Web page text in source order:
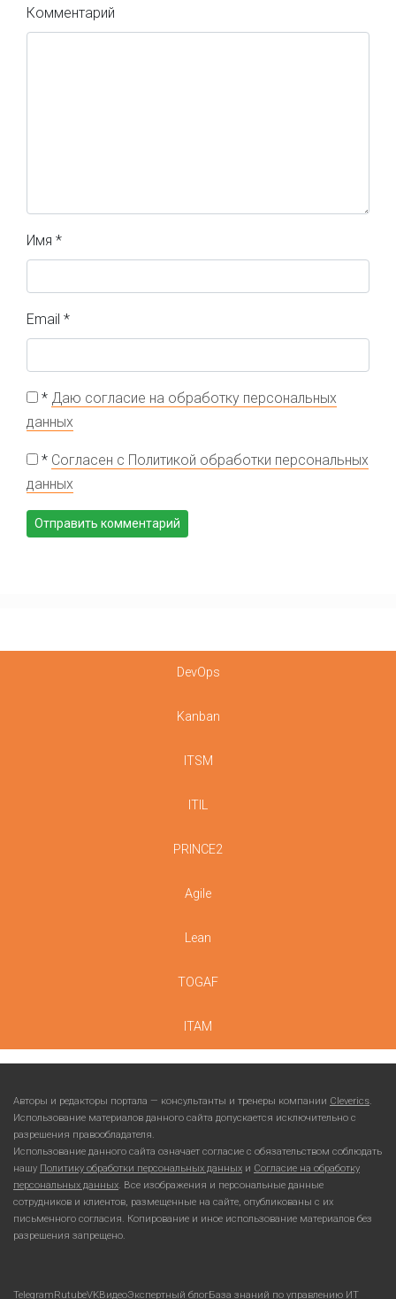
Комментарий
Имя *
Email *
* Даю согласие на обработку персональных
данных
* Согласен с Политикой обработки персональных
данных
DevOps
Kanban
ITSM
ITIL
PRINCE2
Agile
Lean
TOGAF
ITAM
Авторы и редакторы портала — консультанты и тренеры компании Cleverics.
Использование материалов данного сайта допускается исключительно с
разрешения правообладателя.
Использование данного сайта означает согласие с обязательством соблюдать
нашу Политику обработки персональных данных и Согласие на обработку
персональных данных. Все изображения и персональные данные
сотрудников и клиентов, размещенные на сайте, опубликованы с их
письменного согласия. Копирование и иное использование материалов без
разрешения запрещено.
TelegramRutubeVKВидеоЭкспертный блогБаза знаний по управлению ИТ